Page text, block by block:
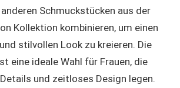
Schmuckstücken aus der
Kollektion kombinieren, um einen
stilvollen Look zu kreieren. Die
eine ideale Wahl für Frauen, die
und zeitloses Design legen.